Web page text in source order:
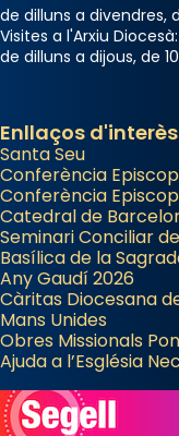
de dilluns a divendres,
Visites a l'Arxiu Diocesà:
de dilluns a dijous, de 10
Enllaços
Santa Seu
Conferència
Conferència
Catedral de
Seminari Conciliar
Basílica de la
Any Gaudí 2026
Càritas Diocesana
Mans Unides
Obres Missionals
Ajuda a l’Església